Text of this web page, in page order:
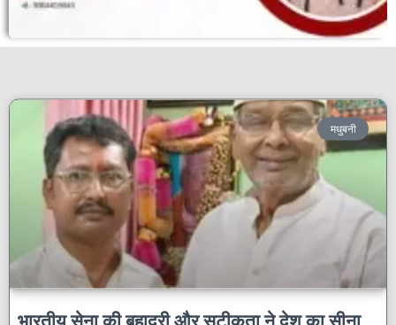
मधुबनी
भारतीय सेना की बहादुरी और सटीकता ने देश का सीना